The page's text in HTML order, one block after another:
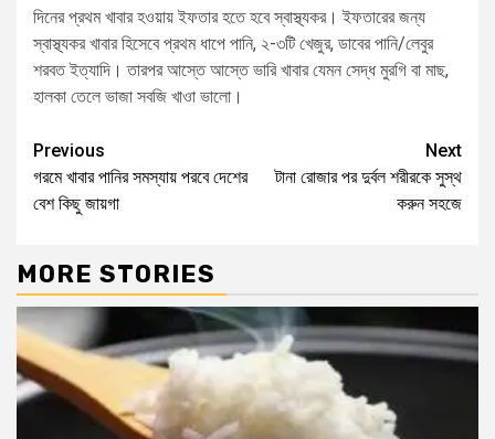
দিনের প্রথম খাবার হওয়ায় ইফতার হতে হবে স্বাস্থ্যকর। ইফতারের জন্য
স্বাস্থ্যকর খাবার হিসেবে প্রথম ধাপে পানি, ২-৩টি খেজুর, ডাবের পানি/লেবুর
শরবত ইত্যাদি। তারপর আস্তে আস্তে ভারি খাবার যেমন সেদ্ধ মুরগি বা মাছ,
হালকা তেলে ভাজা সবজি খাওা ভালো।
Previous
গরমে খাবার পানির সমস্যায় পরবে দেশের
বেশ কিছু জায়গা
Next
টানা রোজার পর দুর্বল শরীরকে সুস্থ
করুন সহজে
MORE STORIES